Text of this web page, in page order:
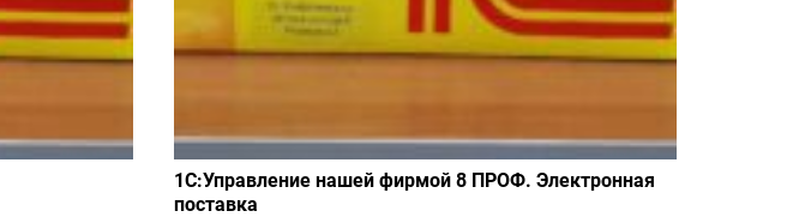
1С:Управление нашей фирмой 8 ПРОФ. Электронная
поставка